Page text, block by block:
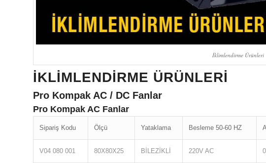
İklimlendirme Ürünleri
İKLIMLENDIRME ÜRÜNLERI
Pro Kompak AC / DC Fanlar
Pro Kompak AC Fanlar
Sipariş Kodu Ölçü Yataklama Besleme 50-60 HZ
V04 080 001 80X80X25 BİLEZİKLİ 220V AC